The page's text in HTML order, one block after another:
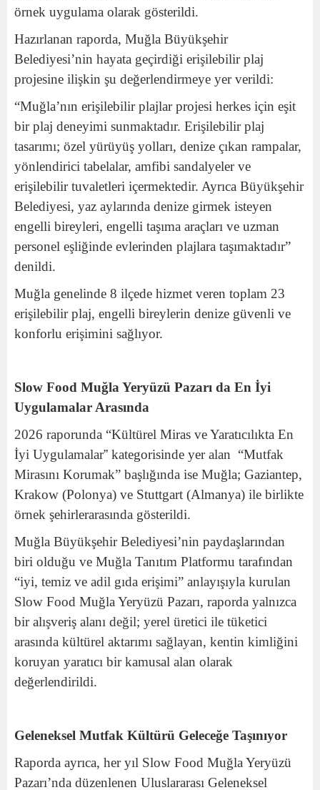
örnek uygulama olarak gösterildi.
Hazırlanan raporda, Muğla Büyükşehir
Belediyesi’nin hayata geçirdiği erişilebilir plaj
projesine ilişkin şu değerlendirmeye yer verildi:
“Muğla’nın erişilebilir plajlar projesi herkes için eşit
bir plaj deneyimi sunmaktadır. Erişilebilir plaj
tasarımı; özel yürüyüş yolları, denize çıkan rampalar,
yönlendirici tabelalar, amfibi sandalyeler ve
erişilebilir tuvaletleri içermektedir. Ayrıca Büyükşehir
Belediyesi, yaz aylarında denize girmek isteyen
engelli bireyleri, engelli taşıma araçları ve uzman
personel eşliğinde evlerinden plajlara taşımaktadır”
denildi.
Muğla genelinde 8 ilçede hizmet veren toplam 23
erişilebilir plaj, engelli bireylerin denize güvenli ve
konforlu erişimini sağlıyor.
Slow Food Muğla Yeryüzü Pazarı da En İyi
Uygulamalar Arasında
2026 raporunda “Kültürel Miras ve Yaratıcılıkta En
İyi Uygulamalar” kategorisinde yer alan “Mutfak
Mirasını Korumak” başlığında ise Muğla; Gaziantep,
Krakow (Polonya) ve Stuttgart (Almanya) ile birlikte
örnek şehirlerarasında gösterildi.
Muğla Büyükşehir Belediyesi’nin paydaşlarından
biri olduğu ve Muğla Tanıtım Platformu tarafından
“iyi, temiz ve adil gıda erişimi” anlayışıyla kurulan
Slow Food Muğla Yeryüzü Pazarı, raporda yalnızca
bir alışveriş alanı değil; yerel üretici ile tüketici
arasında kültürel aktarımı sağlayan, kentin kimliğini
koruyan yaratıcı bir kamusal alan olarak
değerlendirildi.
Geleneksel Mutfak Kültürü Geleceğe Taşınıyor
Raporda ayrıca, her yıl Slow Food Muğla Yeryüzü
Pazarı’nda düzenlenen Uluslararası Geleneksel